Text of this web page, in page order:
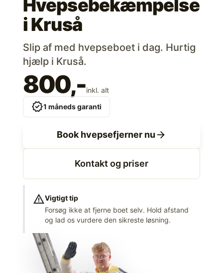
Hvepsebekæmpelse
iKruså
Slip af med hvepseboet i dag. Hurtig
hjælp i Kruså.
800,-inkl. alt
verified1 måneds garanti
Book hvepsefjerner nu arrow_forward
Kontakt og priser
warningVigtigt tip
Forsøg ikke at fjerne boet selv. Hold afstand
og lad os vurdere den sikreste løsning.